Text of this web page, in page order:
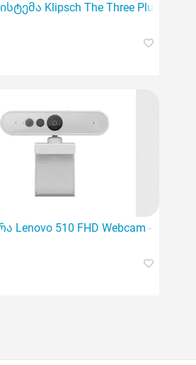
PortabKlipsch The Three Plus Matt
Lenovo 510 FHD Webcam - Cloud